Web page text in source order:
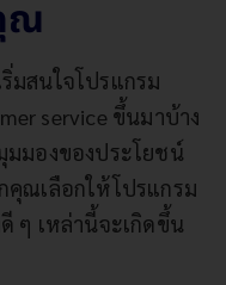
ณ
มสนใจโปรแกรม
service ขึ้นมาบ้าง
มมองของประโยชน์
คุณเลือกให้โปรแกรม
ๆ เหล่านี้จะเกิดขึ้น